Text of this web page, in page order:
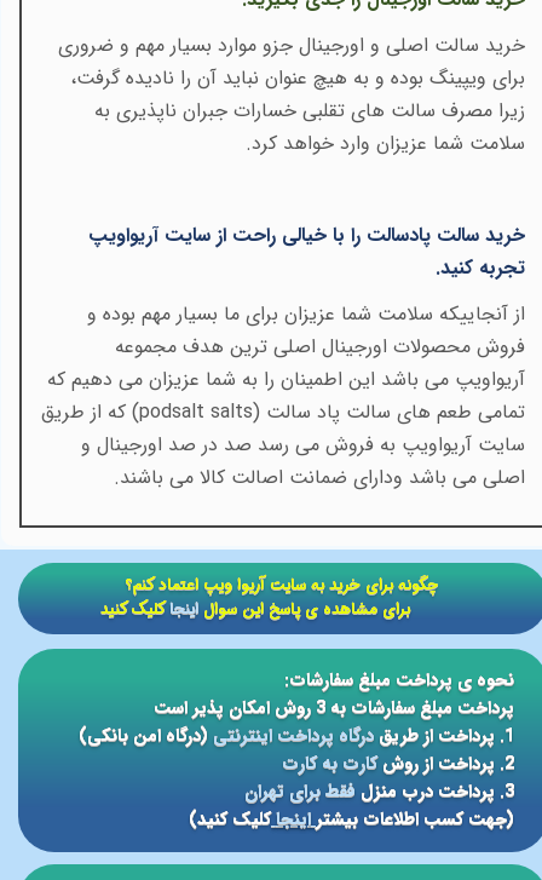
خرید سالت اصلی و اورجینال جزو موارد بسیار مهم و ضروری
برای ویپینگ بوده و به هیچ عنوان نباید آن را نادیده گرفت،
زیرا مصرف سالت های تقلبی خسارات جبران ناپذیری به
سلامت شما عزیزان وارد خواهد کرد.
خرید سالت پادسالت را با خیالی راحت از سایت آریواویپ
تجربه کنید.
از آنجاییکه سلامت شما عزیزان برای ما بسیار مهم بوده و
فروش محصولات اورجینال اصلی ترین هدف مجموعه
آریواویپ می باشد این اطمینان را به شما عزیزان می دهیم که
تمامی طعم های سالت پاد سالت (podsalt salts) که از طریق
سایت آریواویپ به فروش می رسد صد در صد اورجینال و
اصلی می باشد ودارای ضمانت اصالت کالا می باشند.
نحوه ی پرداخت مبلغ سفارشات:
پرداخت مبلغ سفارشات به 3 روش امکان پذیر است
1. پرداخت از طریق
درگاه پرداخت اینترنتی(درگاه امن بانکی)
2. پرداخت از روش
کارت به کارت
3. پرداخت درب منزل
فقط برای تهران
(جهت کسب اطلاعات بیشتر اینجاکلیک کنید)
​​چگونه برای خرید به سایت آریوا ویپ اعتماد کنم؟
برای مشاهده ی پاسخ این سوالاینجاکلیک کنید